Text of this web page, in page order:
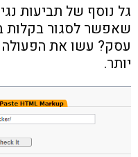
גל נוסף של תביעות
שאפשר לסגור בקלות
עסק? עשו את הפעולה
יותר.